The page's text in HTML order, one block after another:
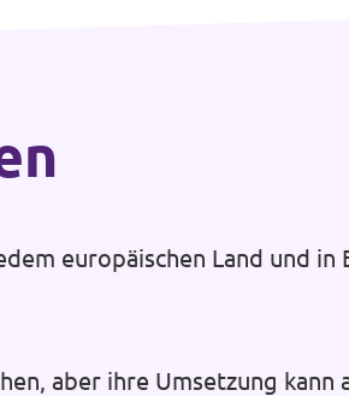
europäischen Land und in
aber ihre Umsetzung kann